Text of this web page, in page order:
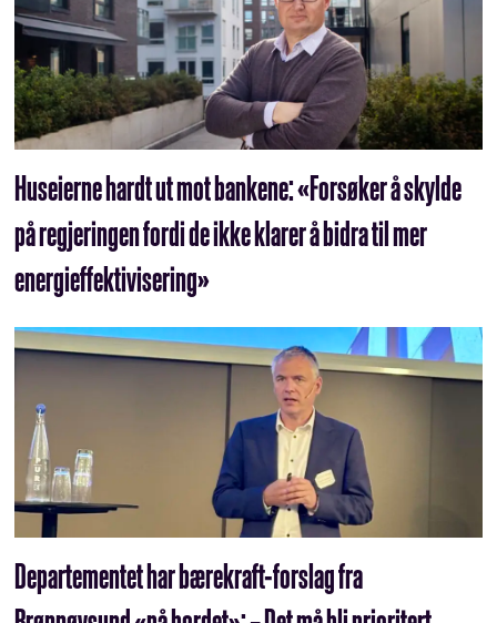
Huseierne hardt ut mot bankene: «Forsøker å skylde
på regjeringen fordi de ikke klarer å bidra til mer
energieffektivisering»
Departementet har bærekraft-forslag fra